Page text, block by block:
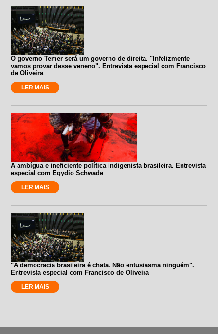
O governo Temer será um governo de direita. "Infelizmente
vamos provar desse veneno". Entrevista especial com Francisco
de Oliveira
LER MAIS
A ambígua e ineficiente política indigenista brasileira. Entrevista
especial com Egydio Schwade
LER MAIS
"A democracia brasileira é chata. Não entusiasma ninguém".
Entrevista especial com Francisco de Oliveira
LER MAIS